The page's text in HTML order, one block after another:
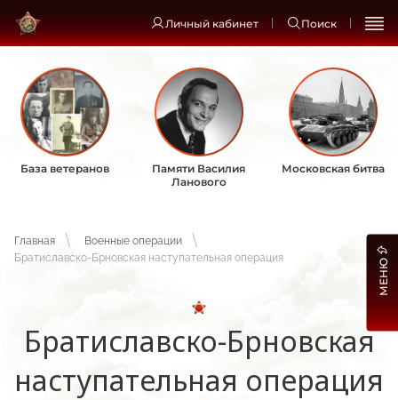
Личный кабинет Поиск
База ветеранов
Памяти Василия
Ланового
Московская битва
Главная
Военные операции
Братиславско-Брновская наступательная операция
Братиславско-Брновская
наступательная операция
МЕНЮ